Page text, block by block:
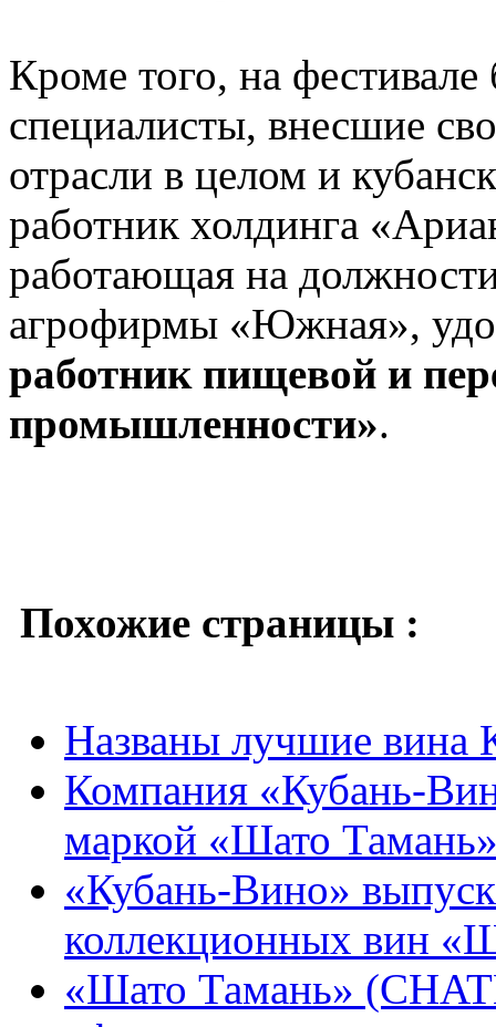
Кроме того, на
специалисты, внесшие
отрасли в целом и
работник холдинга
работающая на
агрофирмы «Южная»,
работник пищевой и
промышленности».
Похожие страницы :
Названы лучшие вина
Компания «Кубань-
маркой «Шато
«Кубань-Вино»
коллекционных вин
«Шато Тамань»